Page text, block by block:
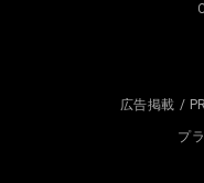
広告掲載 /
プ